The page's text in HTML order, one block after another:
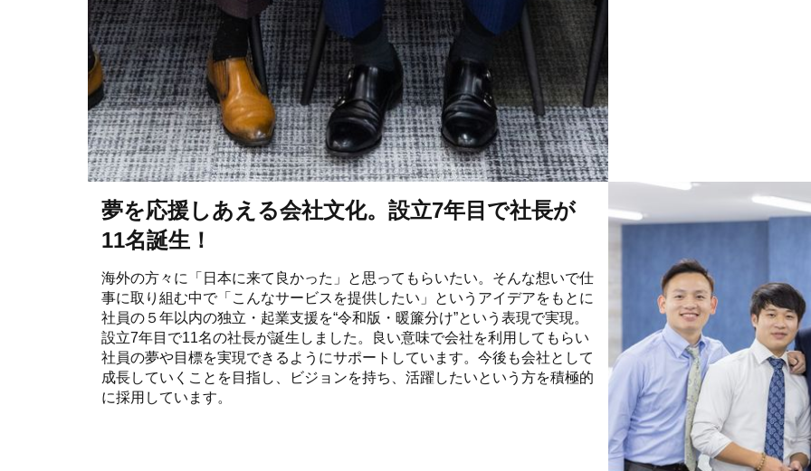
夢を応援しあえる会社文化。設立7年目で社長が
11名誕生！
海外の方々に「日本に来て良かった」と思ってもらいたい。そんな想いで仕
事に取り組む中で「こんなサービスを提供したい」というアイデアをもとに
社員の５年以内の独立・起業支援を“令和版・暖簾分け”という表現で実現。
設立7年目で11名の社長が誕生しました。良い意味で会社を利用してもらい
社員の夢や目標を実現できるようにサポートしています。今後も会社として
成長していくことを目指し、ビジョンを持ち、活躍したいという方を積極的
に採用しています。